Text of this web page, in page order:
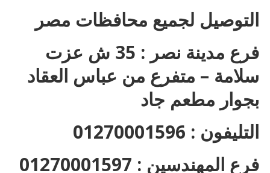
التوصيل لجميع محافظات مصر
فرع مدينة نصر : 35 ش عزت
سلامة – متفرع من عباس العقاد
بجوار مطعم جاد
التليفون : 01270001596
فرع المهندسين : 01270001597